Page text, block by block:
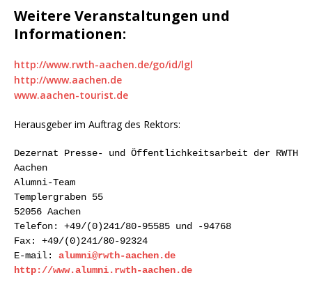
Weitere Veranstaltungen und
Informationen:
http://www.rwth-aachen.de/go/id/lgl
http://www.aachen.de
www.aachen-tourist.de
Herausgeber im Auftrag des Rektors:
Dezernat Presse- und Öffentlichkeitsarbeit der RWTH
Aachen
Alumni-Team
Templergraben 55
52056 Aachen
Telefon: +49/(0)241/80-95585 und -94768
Fax: +49/(0)241/80-92324
E-mail: alumni@rwth-aachen.de
http://www.alumni.rwth-aachen.de